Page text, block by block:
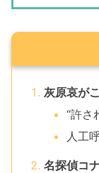
灰原哀が
“許さ
人工
名探偵コ